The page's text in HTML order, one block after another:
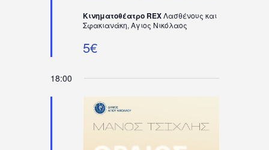
Κινηματοθέατρο REXΛασθένους και
Σφακιανάκη, Αγιος Νικόλαος
5€
18:00